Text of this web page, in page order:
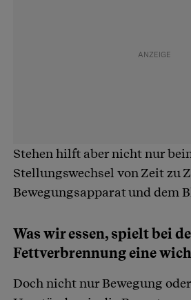
Stehen hilft aber nicht nur
Stellungswechsel von Zeit zu
Bewegungsapparat und dem
Was wir essen, spielt bei
Fettverbrennung eine
Doch nicht nur Bewegung